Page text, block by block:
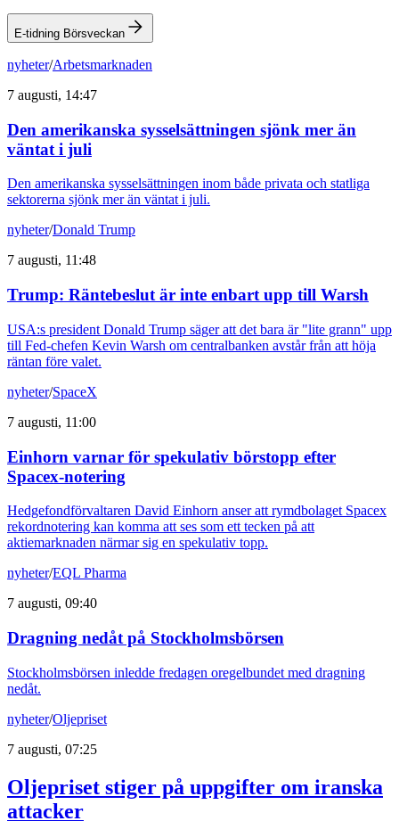
E-tidning Börsveckan
nyheter/Arbetsmarknaden
7 augusti, 14:47
Den amerikanska sysselsättningen sjönk mer än
väntat i juli
Den amerikanska sysselsättningen inom både privata och statliga
sektorerna sjönk mer än väntat i juli.
nyheter/Donald Trump
7 augusti, 11:48
Trump: Räntebeslut är inte enbart upp till Warsh
USA:s president Donald Trump säger att det bara är "lite grann" upp
till Fed-chefen Kevin Warsh om centralbanken avstår från att höja
räntan före valet.
nyheter/SpaceX
7 augusti, 11:00
Einhorn varnar för spekulativ börstopp efter
Spacex-notering
Hedgefondförvaltaren David Einhorn anser att rymdbolaget Spacex
rekordnotering kan komma att ses som ett tecken på att
aktiemarknaden närmar sig en spekulativ topp.
nyheter/EQL Pharma
7 augusti, 09:40
Dragning nedåt på Stockholmsbörsen
Stockholmsbörsen inledde fredagen oregelbundet med dragning
nedåt.
nyheter/Oljepriset
7 augusti, 07:25
Oljepriset stiger på uppgifter om iranska
attacker